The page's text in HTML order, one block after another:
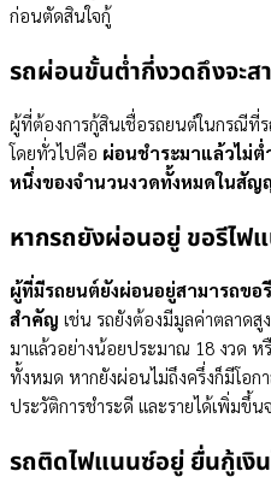
ก่อนตัดสินใจกู้
รถผ่อนขั้นต่ำกี่งวดถึงจะส
ผู้ที่ต้องการกู้สินเชื่อรถยนต์ในกรณี
โดยทั่วไปคือ ผ่อนชำระมาแล้วไม่ต่
หนึ่งของจำนวนงวดทั้งหมดในสัญ
หากรถยังผ่อนอยู่ ขอรีไฟ
ผู้ที่มีรถยนต์ยังผ่อนอยู่สามารถขอ
สำคัญ เช่น รถยังต้องมีมูลค่าตลาด
มาแล้วอย่างน้อยประมาณ 18 งวด ห
ทั้งหมด หากยังผ่อนไม่ถึงครึ่งก็มีโอก
ประวัติการชำระดี และรายได้เพิ่มขึ้
รถติดไฟแนนซ์อยู่ ยื่นกู้เงิ